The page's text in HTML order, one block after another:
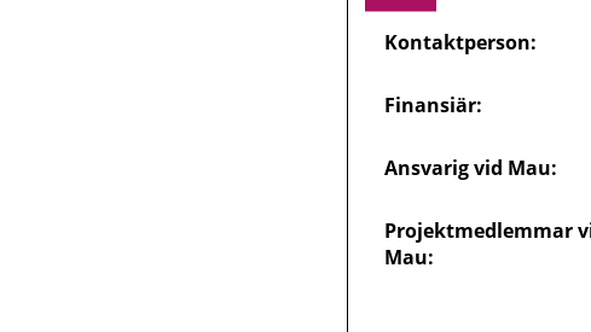
Kontaktperson:
Finansiär:
Ansvarig vid Mau:
Projektmedlemmar
Mau: